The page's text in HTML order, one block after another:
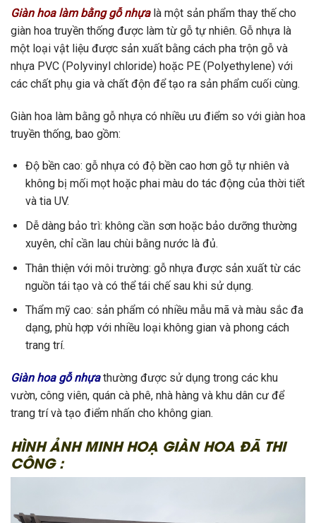
Giàn hoa làm bằng gỗ nhựalà một sản phẩm thay thế cho
giàn hoa truyền thống được làm từ gỗ tự nhiên. Gỗ nhựa là
một loại vật liệu được sản xuất bằng cách pha trộn gỗ và
nhựa PVC (Polyvinyl chloride) hoặc PE (Polyethylene) với
các chất phụ gia và chất độn để tạo ra sản phẩm cuối cùng.
Giàn hoa làm bằng gỗ nhựa có nhiều ưu điểm so với giàn hoa
truyền thống, bao gồm:
Độ bền cao: gỗ nhựa có độ bền cao hơn gỗ tự nhiên và
không bị mối mọt hoặc phai màu do tác động của thời tiết
và tia UV.
Dễ dàng bảo trì: không cần sơn hoặc bảo dưỡng thường
xuyên, chỉ cần lau chùi bằng nước là đủ.
Thân thiện với môi trường: gỗ nhựa được sản xuất từ các
nguồn tái tạo và có thể tái chế sau khi sử dụng.
Thẩm mỹ cao: sản phẩm có nhiều mẫu mã và màu sắc đa
dạng, phù hợp với nhiều loại không gian và phong cách
trang trí.
Giàn hoa gỗ nhựathường được sử dụng trong các khu
vườn, công viên, quán cà phê, nhà hàng và khu dân cư để
trang trí và tạo điểm nhấn cho không gian.
HÌNH ẢNH MINH HOẠ GIÀN HOA ĐÃ THI
CÔNG :